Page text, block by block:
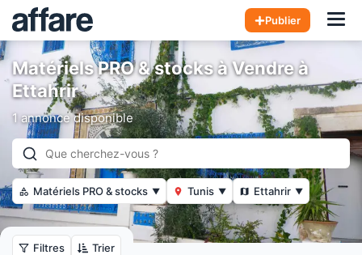
Publier
Matériels PRO & stocks à Vendre à
Ettahrir
1 annonce disponible
Matériels PRO & stocks ▼ Tunis ▼ Ettahrir ▼
Filtres Trier